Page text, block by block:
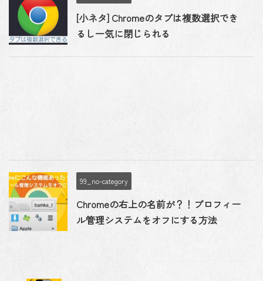
[小ネタ] Chromeのタブは複数選択でき
るし一気に閉じられる
99_no-category
Chromeの右上の名前が？！プロフィー
ル管理システムをオフにする方法